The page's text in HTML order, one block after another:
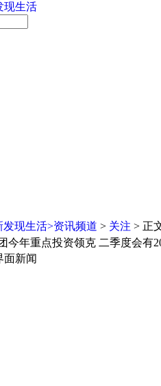
现生活
发现生活>资讯频道 > 关注 > 正
今年重点投资领克 二季度会有
面新闻